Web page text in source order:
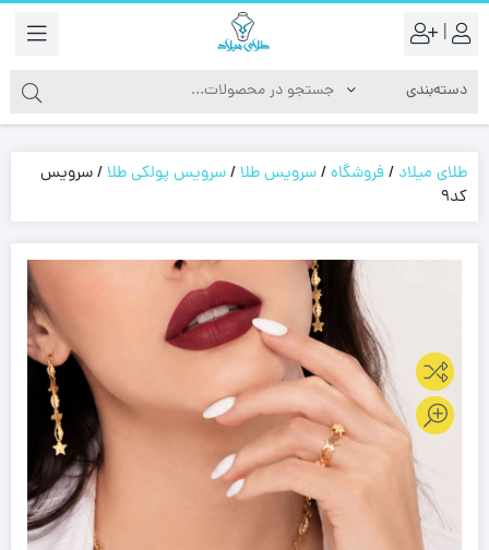
|
طلای میلاد /فروشگاه/سرویس طلا/سرویس پولکی طلا/سرویس
کد9